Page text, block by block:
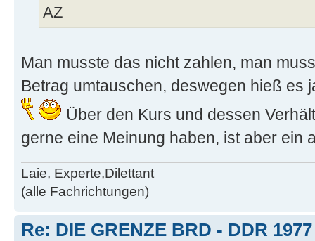
AZ
Man musste das nicht zahlen, man
Betrag umtauschen, deswegen hieß es
Über den Kurs und dessen
gerne eine Meinung haben, ist aber ein
Laie, Experte,Dilettant
(alle Fachrichtungen)
Re: DIE GRENZE BRD - DDR